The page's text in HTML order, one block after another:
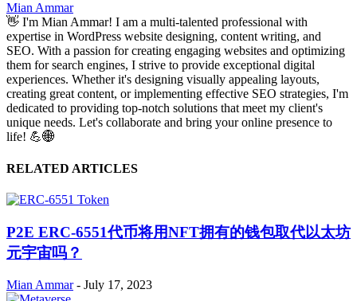
Mian Ammar
👋 I'm Mian Ammar! I am a multi-talented professional with
expertise in WordPress website designing, content writing, and
SEO. With a passion for creating engaging websites and optimizing
them for search engines, I strive to provide exceptional digital
experiences. Whether it's designing visually appealing layouts,
creating great content, or implementing effective SEO strategies, I'm
dedicated to providing top-notch solutions that meet my client's
unique needs. Let's collaborate and bring your online presence to
life! 💪🌐
RELATED ARTICLES
P2E ERC-6551代币将用NFT拥有的钱包取代以太坊
元宇宙吗？
Mian Ammar - July 17, 2023